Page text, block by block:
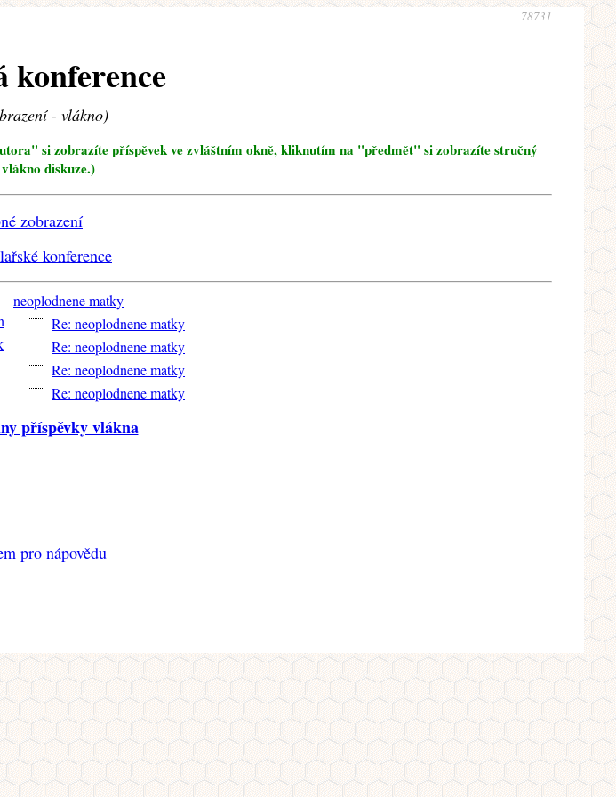
78731
konference
- vlákno)
si zobrazíte příspěvek ve zvláštním okně, kliknutím na "předmět" si zobrazíte stručný
diskuze.)
zobrazení
konference
neoplodnene matky
Re: neoplodnene matky
Re: neoplodnene matky
Re: neoplodnene matky
Re: neoplodnene matky
příspěvky vlákna
pro nápovědu